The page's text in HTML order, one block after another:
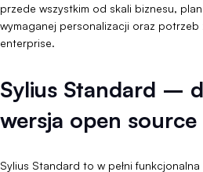
przede wszystkim od skali biznesu,
wymaganej personalizacji oraz potrzeb
enterprise.
Sylius Standard –
wersja open source
Sylius Standard to w pełni funkcjonalna